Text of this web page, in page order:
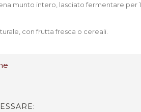
munto intero, lasciato fermentare per
con frutta fresca o cereali.